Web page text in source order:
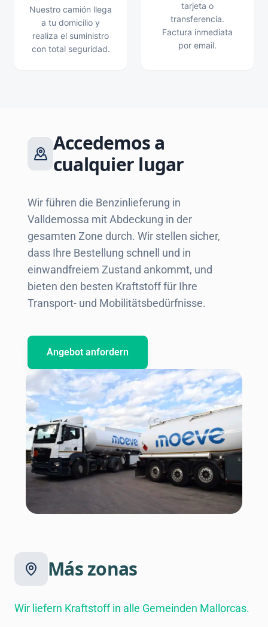
Nuestro camión llega
a tu domicilio y
realiza el suministro
con total seguridad.
tarjeta o
transferencia.
Factura inmediata
por email.
Accedemos a
cualquier lugar
Wir führen die Benzinlieferung in
Valldemossa mit Abdeckung in der
gesamten Zone durch. Wir stellen sicher,
dass Ihre Bestellung schnell und in
einwandfreiem Zustand ankommt, und
bieten den besten Kraftstoff für Ihre
Transport- und Mobilitätsbedürfnisse.
Angebot anfordern
Más zonas
Wir liefern Kraftstoff in alle Gemeinden Mallorcas.